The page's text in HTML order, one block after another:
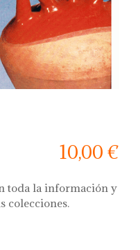
10,00 €
toda la información y
colecciones.